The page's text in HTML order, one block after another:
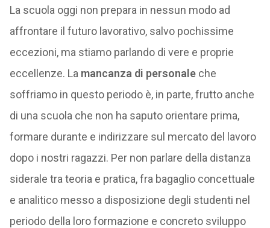
La scuola oggi non prepara in nessun modo ad
affrontare il futuro lavorativo, salvo pochissime
eccezioni, ma stiamo parlando di vere e proprie
eccellenze. La mancanza di personaleche
soffriamo in questo periodo è, in parte, frutto anche
di una scuola che non ha saputo orientare prima,
formare durante e indirizzare sul mercato del lavoro
dopo i nostri ragazzi. Per non parlare della distanza
siderale tra teoria e pratica, fra bagaglio concettuale
e analitico messo a disposizione degli studenti nel
periodo della loro formazione e concreto sviluppo